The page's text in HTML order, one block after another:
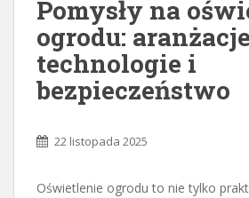
Pomysły na
ogrodu:
technologie i
bezpieczeństwo
22 listopada 2025
Oświetlenie ogrodu to nie tylko